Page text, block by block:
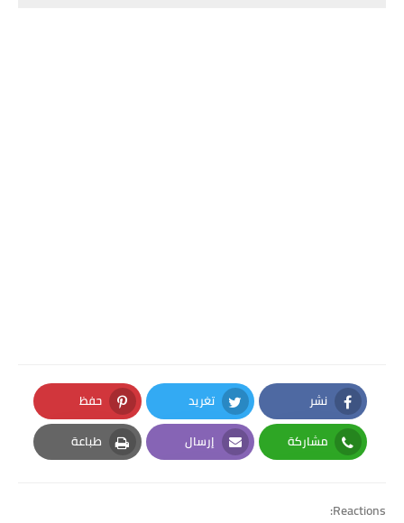
نشر
Facebook
تغريد
Twitter
حفظ
Pinterest
مشاركة
Whatsapp
إرسال
Email
طباعة
Print
Reactions: